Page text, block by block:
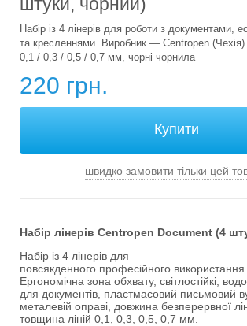
Набір із 4 лінерів для роботи з документами,
та кресленнями. Виробник — Centropen
0,1 / 0,3 / 0,5 / 0,7 мм, чорні чорнила
220 грн.
швидко замовити тільки цей
Набір лінерів Centropen Document (4
Набір із 4 лінерів для
повсякденного професійного використання.
Ергономічна зона обхвату, світлостійкі,
для документів, пластмасовий письмовий
металевій оправі, довжина безперервної
товщина ліній 0,1, 0,3, 0,5, 0,7 мм.